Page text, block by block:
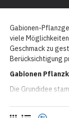
Gabionen-
viele
Geschmack zu
Berücksichtigung
Gabionen
Die Grundidee
Formen, die aus
Fruchtsteinen,